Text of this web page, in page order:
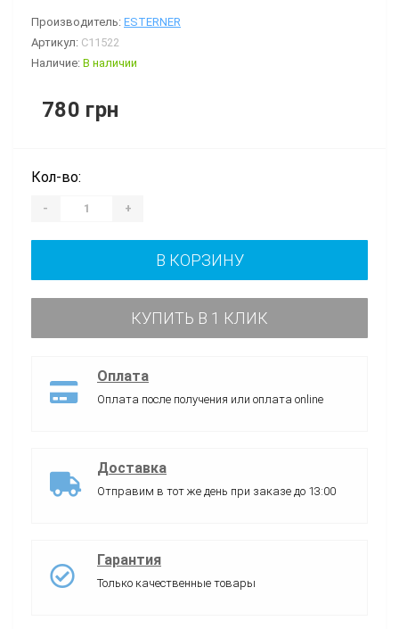
Производитель: ESTERNER
Артикул: C11522
Наличие: В наличии
780 грн
Кол-во:
- +
В КОРЗИНУ
КУПИТЬ В 1 КЛИК
Оплата
Оплата после получения или оплата online
Доставка
Отправим в тот же день при заказе до 13:00
Гарантия
Только качественные товары